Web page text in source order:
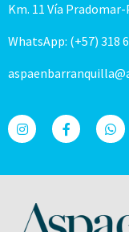
Km. 11 Vía
WhatsApp: (+57) 318